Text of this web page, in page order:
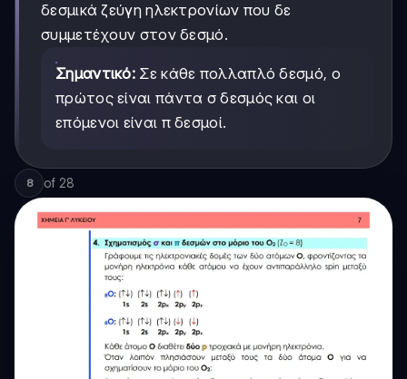
δεσμικά ζεύγη ηλεκτρονίων που δε
συμμετέχουν στον δεσμό.
Σημαντικό: Σε κάθε πολλαπλό δεσμό, ο
πρώτος είναι πάντα σ δεσμός και οι
επόμενοι είναι π δεσμοί.
8 of 28